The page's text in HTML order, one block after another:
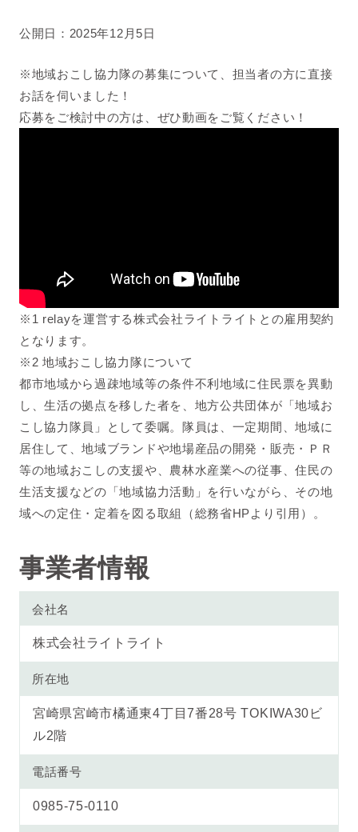
公開日：2025年12月5日
※地域おこし協力隊の募集について、担当者の方に直接
お話を伺いました！
応募をご検討中の方は、ぜひ動画をご覧ください！
※1 relayを運営する株式会社ライトライトとの雇用契約
となります。
※2 地域おこし協力隊について
都市地域から過疎地域等の条件不利地域に住民票を異動
し、生活の拠点を移した者を、地方公共団体が「地域お
こし協力隊員」として委嘱。隊員は、一定期間、地域に
居住して、地域ブランドや地場産品の開発・販売・ＰＲ
等の地域おこしの支援や、農林水産業への従事、住民の
生活支援などの「地域協力活動」を行いながら、その地
域への定住・定着を図る取組（総務省HPより引用）。
事業者情報
会社名
株式会社ライトライト
所在地
宮崎県宮崎市橘通東4丁目7番28号 TOKIWA30ビ
ル2階
電話番号
0985-75-0110